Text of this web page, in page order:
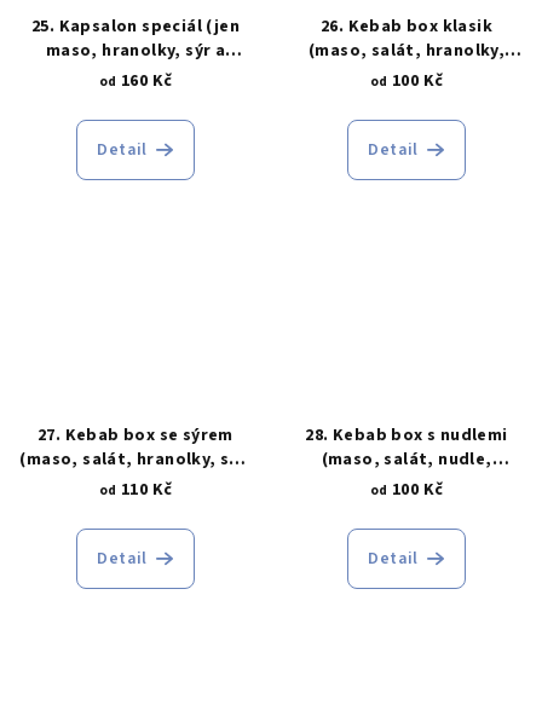
25. Kapsalon speciál (jen
maso, hranolky, sýr a
dresing)
od 160 Kč
Detail
26. Kebab box klasik
(maso, salát, hranolky,
dresing)
od 100 Kč
Detail
27. Kebab box se sýrem
(maso, salát, hranolky, sýr,
dresing)
od 110 Kč
Detail
28. Kebab box s nudlemi
(maso, salát, nudle,
dresing)
od 100 Kč
Detail